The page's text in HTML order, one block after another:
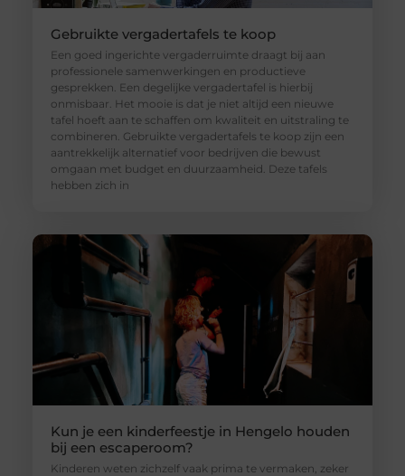
Gebruikte vergadertafels te koop
Een goed ingerichte vergaderruimte draagt bij aan
professionele samenwerkingen en productieve
gesprekken. Een degelijke vergadertafel is hierbij
onmisbaar. Het mooie is dat je niet altijd een nieuwe
tafel hoeft aan te schaffen om kwaliteit en uitstraling te
combineren. Gebruikte vergadertafels te koop zijn een
aantrekkelijk alternatief voor bedrijven die bewust
omgaan met budget en duurzaamheid. Deze tafels
hebben zich in
Kun je een kinderfeestje in Hengelo houden
bij een escaperoom?
Kinderen weten zichzelf vaak prima te vermaken, zeker